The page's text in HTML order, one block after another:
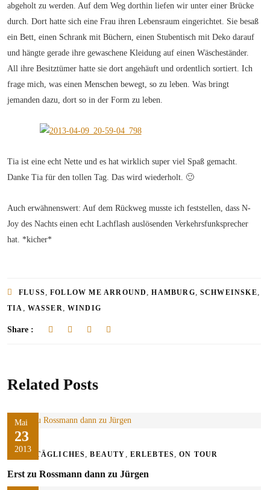
abgeholt zu werden. Auf dem Weg dorthin liefen wir unter einer Brücke
durch. Dort hatte sich eine Frau ihren Lebensraum eingerichtet. Sie besaß
ein Bett, einen Schrank mit Büchern, einen Stubentisch mit Deko darauf
und hängte gerade ihre gewaschene Kleidung auf einen Wäscheständer.
All ihre Besitztümer hatte sie dort angehäuft und ordentlich sortiert. Ich
frage mich, was einen Menschen bewegt, so zu leben. Was bringt
jemanden dazu, dort so in der Form zu leben.
Tia ist eine echt Nette und es hat wirklich super viel Spaß gemacht.
Danke Tia für den tollen Tag. Das wird wiederholt. 🙂
Auch erwähnenswert: Auf dem Rückweg musste ich feststellen, dass N-
Joy des Nachts einen echt Lachflash auslösenden Verkehrsfunksprecher
hat. *kicher*
FLUSS FOLLOW ME ARROUND ,HAMBURG SCHWEINSKE
TIA WASSER WINDIG
Share :
Related Posts
Mai
23
2013
ALLTÄGLICHES,BEAUTY , ERLEBTES,ON TOUR
Erst zu Rossmann dann zu Jürgen